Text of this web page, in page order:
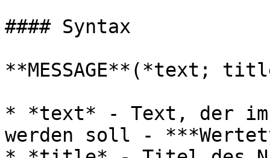
#### Syntax
**MESSAGE**(*text;
* *text* - Text, der im
werden soll -